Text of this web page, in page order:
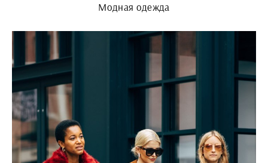
Модная одежда